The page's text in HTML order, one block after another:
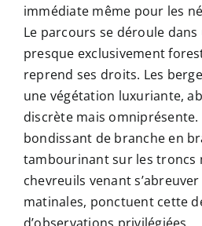
immédiate même pour les
Le parcours se déroule
presque exclusivement
reprend ses droits. Les
une végétation luxuriante,
discrète mais
bondissant de branche en
tambourinant sur les troncs
chevreuils venant
matinales, ponctuent cette